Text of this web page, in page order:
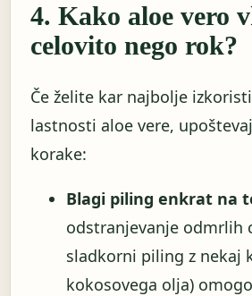
4. Kako aloe vero
celovito nego rok?
Če želite kar najbolje
lastnosti aloe vere,
korake:
Blagi piling enkrat na
odstranjevanje odmrlih
sladkorni piling z nekaj
kokosovega olja)